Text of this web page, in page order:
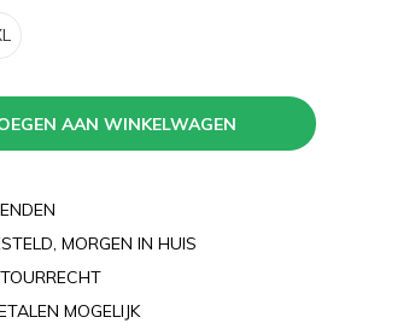
AAN WINKELWAGEN
MORGEN IN HUIS
MOGELIJK